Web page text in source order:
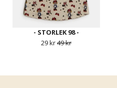
- STORLEK 98 -
29 kr49 kr